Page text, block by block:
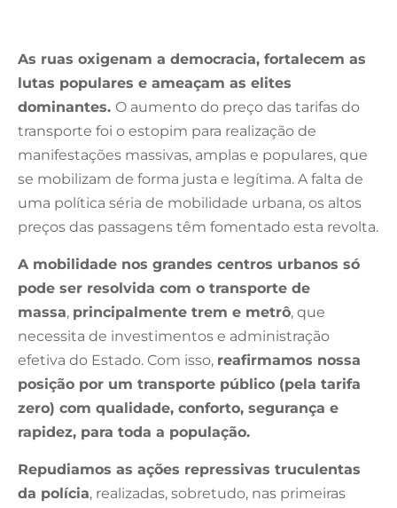
As ruas oxigenam a democracia, fortalecem as
lutas populares e ameaçam as elites
dominantes. O aumento do preço das tarifas do
transporte foi o estopim para realização de
manifestações massivas, amplas e populares, que
se mobilizam de forma justa e legítima. A falta de
uma política séria de mobilidade urbana, os altos
preços das passagens têm fomentado esta revolta.
A mobilidade nos grandes centros urbanos só
pode ser resolvida com o transporte de
massa, principalmente trem e metrô, que
necessita de investimentos e administração
efetiva do Estado. Com isso, reafirmamos nossa
posição por um transporte público (pela tarifa
zero) com qualidade, conforto, segurança e
rapidez, para toda a população.
Repudiamos as ações repressivas truculentas
da polícia, realizadas, sobretudo, nas primeiras